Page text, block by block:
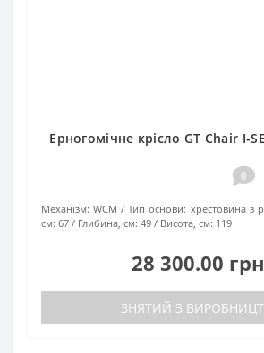
Ерногомічне крісло GT Chair I-
0
Механізм: WCM Тип основи: хрестовина з
см: 67 Глибина, см: 49 Висота, см: 119
28 300.00
ЗНЯТИЙ З